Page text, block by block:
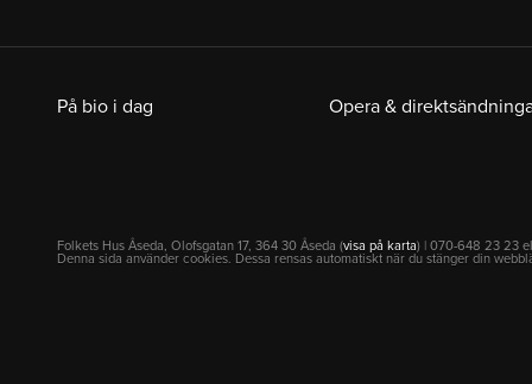
På bio i dag Opera &
Folkets Hus Åseda, Olofsgatan 17, 364 30 Åseda (visa på karta) | 070-648 23 23
Denna sida använder cookies. Dessa rensas automatiskt när du stänger din